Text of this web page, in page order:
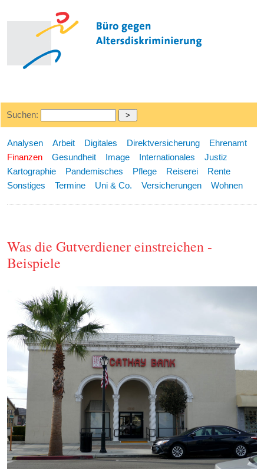
Suchen:
Analysen Arbeit Digitales Direktversicherung
Ehrenamt
Finanzen
Gesundheit Image Internationales
Justiz
Kartographie
Pandemisches Pflege Reiserei
Rente
Sonstiges
Termine Uni & Co. Versicherungen Wohnen
Was die Gutverdiener einstreichen -
Beispiele